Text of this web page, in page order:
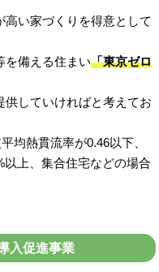
い家づくりを得意として
を備える住まい「東京ゼロ
供していければと考えてお
均熱貫流率が0.46以下、
上、集合住宅などの場合
入促進事業